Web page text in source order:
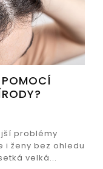
problémy
i ženy bez ohledu
velká...